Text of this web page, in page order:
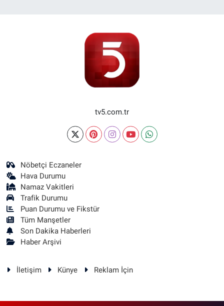
tv5.com.tr
Nöbetçi Eczaneler
Hava Durumu
Namaz Vakitleri
Trafik Durumu
Puan Durumu ve Fikstür
Tüm Manşetler
Son Dakika Haberleri
Haber Arşivi
İletişim Künye Reklam İçin